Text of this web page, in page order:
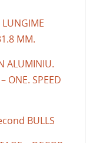
MM.
ALUMINIU.
ONE. SPEED
BULLS